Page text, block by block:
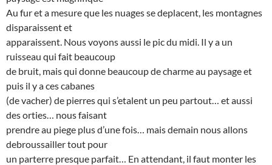
Au fur et a mesure que les nuages se deplacent, les montagnes
disparaissent et
apparaissent. Nous voyons aussi le pic du midi. Il y a un
ruisseau qui fait beaucoup
de bruit, mais qui donne beaucoup de charme au paysage et
puis il y a ces cabanes
(de vacher) de pierres qui s’etalent un peu partout… et aussi
des orties… nous faisant
prendre au piege plus d’une fois… mais demain nous allons
debroussailler tout pour
un parterre presque parfait… En attendant, il faut monter les